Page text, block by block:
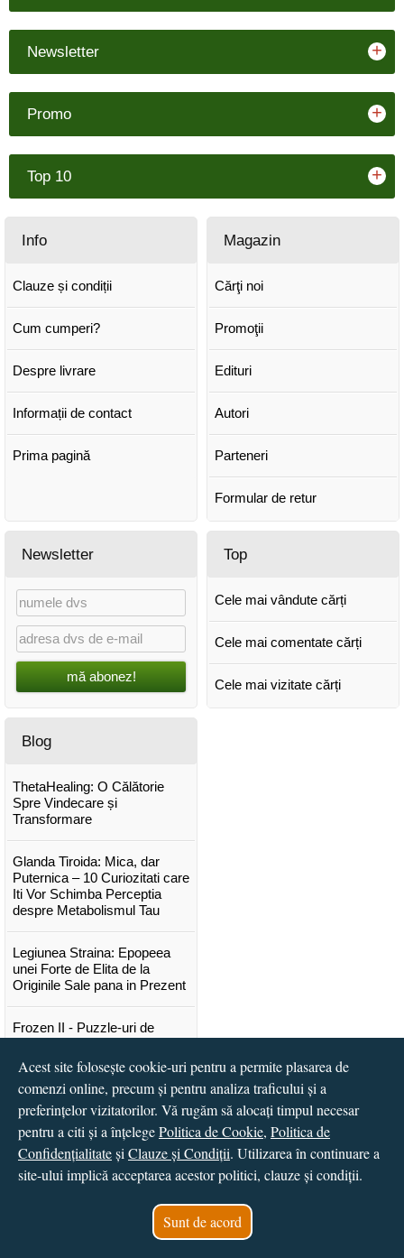
Newsletter +
Promo +
Top 10 +
Info
Clauze și condiții
Cum cumperi?
Despre livrare
Informații de contact
Prima pagină
Magazin
Cărţi noi
Promoţii
Edituri
Autori
Parteneri
Formular de retur
Newsletter
mă abonez!
Top
Cele mai vândute cărți
Cele mai comentate cărți
Cele mai vizitate cărți
Blog
ThetaHealing: O Călătorie
Spre Vindecare și
Transformare
Glanda Tiroida: Mica, dar
Puternica – 10 Curiozitati care
Iti Vor Schimba Perceptia
despre Metabolismul Tau
Legiunea Straina: Epopeea
unei Forte de Elita de la
Originile Sale pana in Prezent
Frozen II - Puzzle-uri de
Lansare "Portocalele verzi" de
Vitali Cipileaga
...toate știrile
© 2016 - 2026S.C. CCN Books SRL
Vital Soft
Acest site folosește cookie-uri pentru a permite plasarea de
comenzi online, precum și pentru analiza traficului și a
preferințelor vizitatorilor. Vă rugăm să alocați timpul necesar
pentru a citi și a înțelegePolitica de Cookie, Politica de
Confidențialitateși Clauze și Condiții. Utilizarea în continuare a
site-ului implică acceptarea acestor politici, clauze și condiții.
Sunt de acord